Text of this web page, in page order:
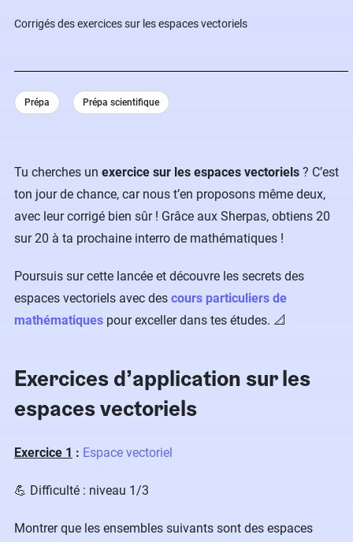
Tu cherches un exercice sur les espaces vectoriels ? C’est
ton jour de chance, car nous t’en proposons même deux,
avec leur corrigé bien sûr ! Grâce aux Sherpas, obtiens 20
sur 20 à ta prochaine interro de mathématiques !
Poursuis sur cette lancée et découvre les secrets des
espaces vectoriels avec des cours particuliers de
mathématiques pour exceller dans tes études. 📐
Exercices d’application sur les
espaces vectoriels
Exercice 1 : Espace vectoriel
💪 Difficulté : niveau 1/3
Montrer que les ensembles suivants sont des espaces
Corrigés des exercices sur les espaces vectoriels
Prépa Prépa scientifique